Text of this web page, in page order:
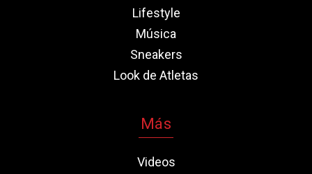
Lifestyle
Música
Sneakers
Look de Atletas
Más
Videos